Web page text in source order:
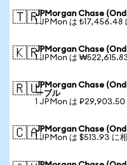
🇹🇷JPMorgan Chase
1 JPMon は ₺17,456.48
🇰🇷JPMorgan Chase
1 JPMon は
🇷🇺JPMorgan Chase
ーブル
1 JPMon は ₽29,903.50
🇨🇦JPMorgan Chase
1 JPMon は $513.93 に